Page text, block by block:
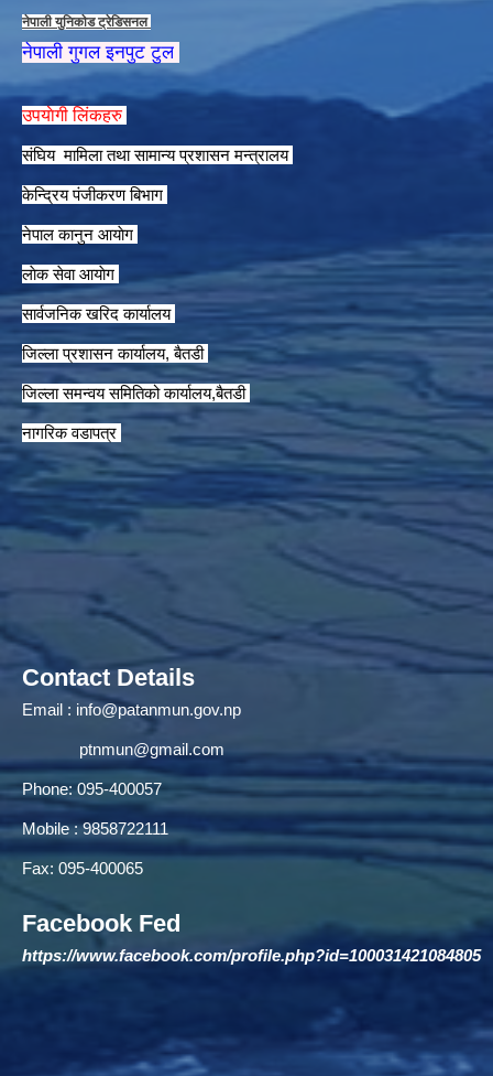
नेपाली युनिकाेड ट्रेडिसनल
नेपाली गुगल इनपुट टुल
उपयाेगी लिंकहरु
संघिय मामिला तथा सामान्य प्रशासन मन्त्रालय
केन्द्रिय पंजीकरण बिभाग
नेपाल कानुन आयाेग
लाेक सेवा आयाेग
सार्वजनिक खरिद कार्यालय
जिल्ला प्रशासन कार्यालय, बैतडी
जिल्ला समन्वय समितिको कार्यालय,बैतडी
नागरिक वडापत्र
Contact Details
Email : info@patanmun.gov.np
ptnmun@gmail.com
Phone: 095-400057
Mobile : 9858722111
Fax: 095-400065
Facebook Fed
https://www.facebook.com/profile.php?id=100031421084805